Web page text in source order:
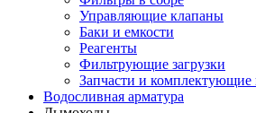
Управляющие клапаны
Баки и емкости
Реагенты
Фильтрующие загрузки
Запчасти и комплектующие
Водосливная арматура